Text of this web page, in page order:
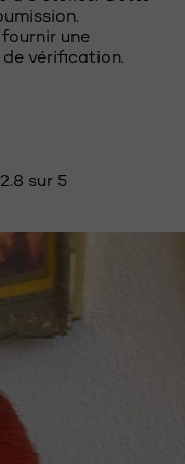
une
vérification.
sur 5